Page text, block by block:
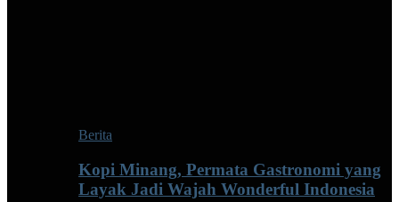
Berita
Kopi Minang, Permata Gastronomi yang
Layak Jadi Wajah Wonderful Indonesia